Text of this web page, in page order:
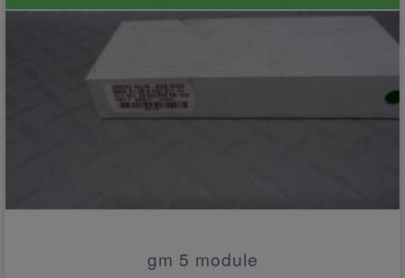
gm 5 module